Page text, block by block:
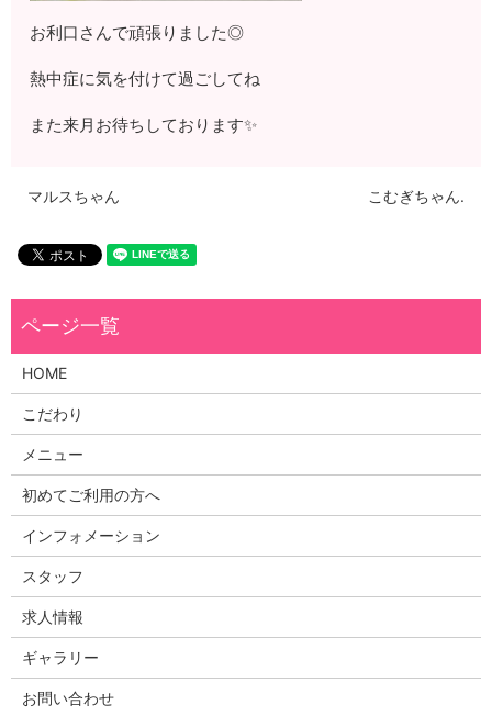
お利口さんで頑張りました◎
熱中症に気を付けて過ごしてね
また来月お待ちしております✨
マルスちゃん こむぎちゃん.
HOME
こだわり
メニュー
初めてご利用の方へ
インフォメーション
スタッフ
求人情報
ギャラリー
お問い合わせ